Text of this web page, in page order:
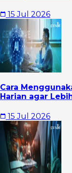
15 Jul 2026
Cara
Harian agar
15 Jul 2026